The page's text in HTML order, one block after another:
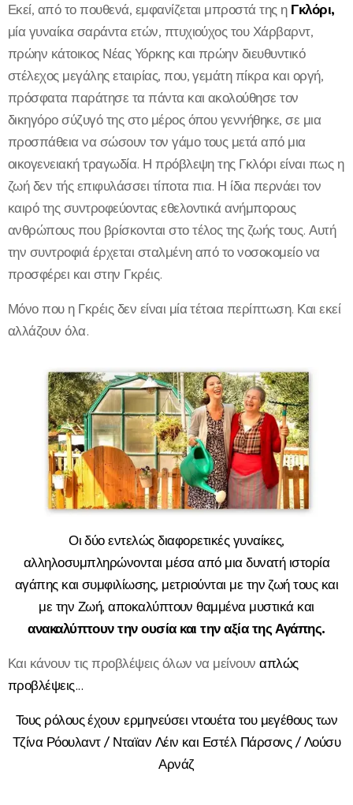
Εκεί, από το πουθενά, εμφανίζεται μπροστά της η Γκλόρι,
μία γυναίκα σαράντα ετών, πτυχιούχος του Χάρβαρντ,
πρώην κάτοικος Νέας Υόρκης και πρώην διευθυντικό
στέλεχος μεγάλης εταιρίας, που, γεμάτη πίκρα και οργή,
πρόσφατα παράτησε τα πάντα και ακολούθησε τον
δικηγόρο σύζυγό της στο μέρος όπου γεννήθηκε, σε μια
προσπάθεια να σώσουν τον γάμο τους μετά από μια
οικογενειακή τραγωδία. Η πρόβλεψη της Γκλόρι είναι πως η
ζωή δεν τής επιφυλάσσει τίποτα πια. Η ίδια περνάει τον
καιρό της συντροφεύοντας εθελοντικά ανήμπορους
ανθρώπους που βρίσκονται στο τέλος της ζωής τους. Αυτή
την συντροφιά έρχεται σταλμένη από το νοσοκομείο να
προσφέρει και στην Γκρέις.
Μόνο που η Γκρέις δεν είναι μία τέτοια περίπτωση. Και εκεί
αλλάζουν όλα.
Οι δύο εντελώς διαφορετικές γυναίκες,
αλληλοσυμπληρώνονται μέσα από μια δυνατή ιστορία
αγάπης και συμφιλίωσης, μετριούνται με την ζωή τους και
με την Ζωή, αποκαλύπτουν θαμμένα μυστικά και
ανακαλύπτουν την ουσία και την αξία της Αγάπης.
Και κάνουν τις προβλέψεις όλων να μείνουναπλώς
προβλέψεις...
Τους ρόλους έχουν ερμηνεύσει ντουέτα του μεγέθους των
Τζίνα Ρόουλαντ / Νταϊαν Λέιν και Εστέλ Πάρσονς / Λούσυ
Αρνάζ